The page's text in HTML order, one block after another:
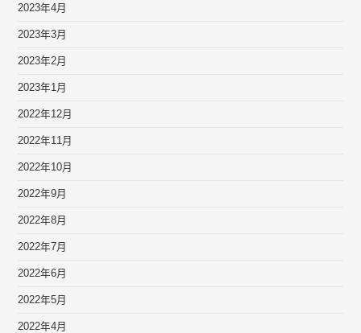
2023年4月
2023年3月
2023年2月
2023年1月
2022年12月
2022年11月
2022年10月
2022年9月
2022年8月
2022年7月
2022年6月
2022年5月
2022年4月